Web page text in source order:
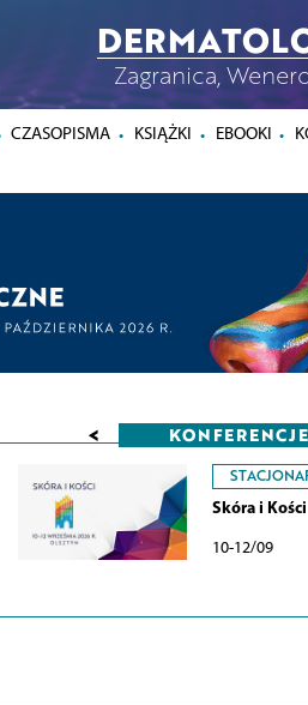
Zagranica,
CZASOPISMA KSIĄŻKI EBOOKI
< KONFERENCJE
Skóra i Kości
10-12/09